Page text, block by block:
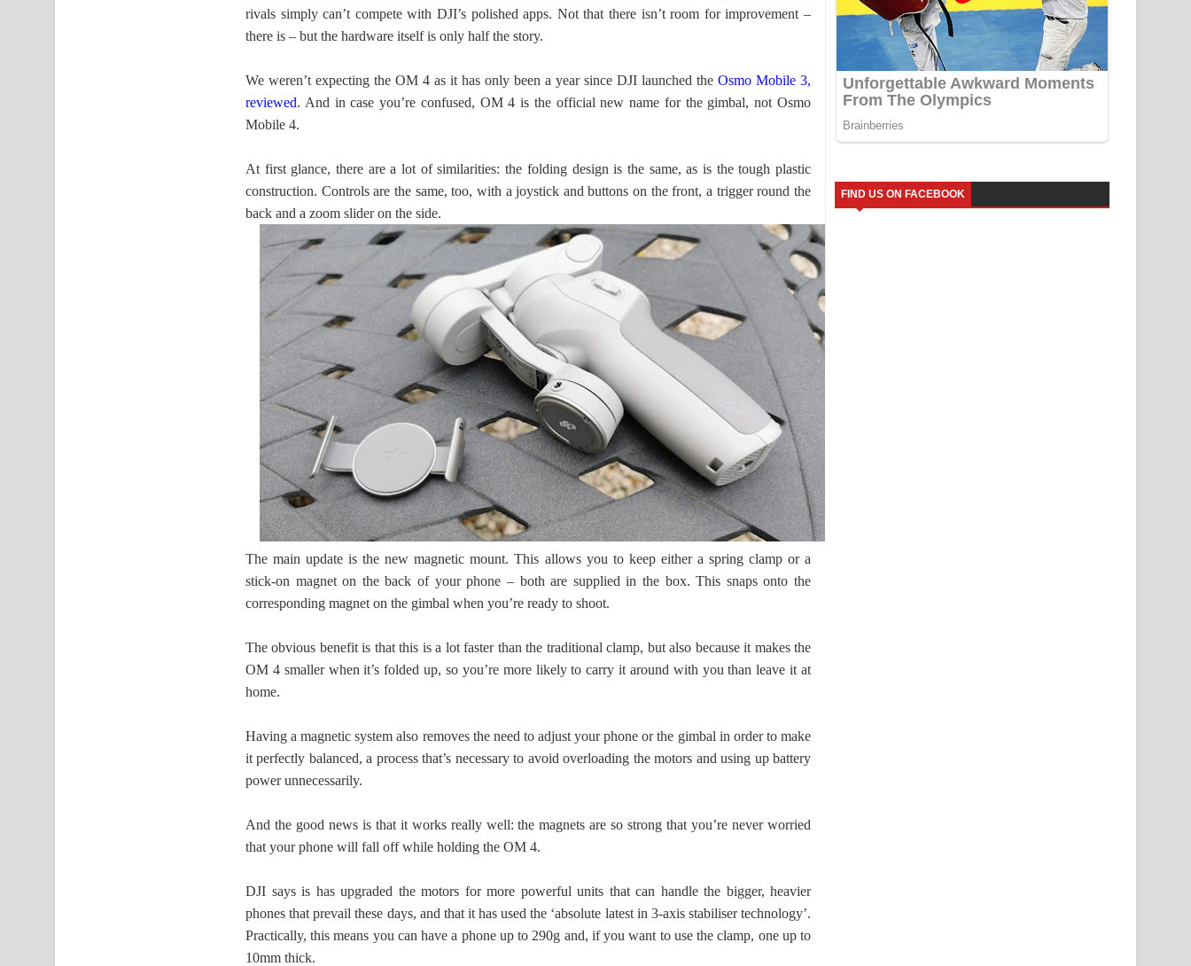
rivals simply can’t compete with DJI’s polished apps. Not that there isn’t room for improvement –
there is – but the hardware itself is only half the story.
We weren’t expecting the OM 4 as it has only been a year since DJI launched the Osmo Mobile 3,
reviewed. And in case you’re confused, OM 4 is the official new name for the gimbal, not Osmo
Mobile 4.
At first glance, there are a lot of similarities: the folding design is the same, as is the tough plastic
construction. Controls are the same, too, with a joystick and buttons on the front, a trigger round the
back and a zoom slider on the side.
The main update is the new magnetic mount. This allows you to keep either a spring clamp or a
stick-on magnet on the back of your phone – both are supplied in the box. This snaps onto the
corresponding magnet on the gimbal when you’re ready to shoot.
The obvious benefit is that this is a lot faster than the traditional clamp, but also because it makes the
OM 4 smaller when it’s folded up, so you’re more likely to carry it around with you than leave it at
home.
Having a magnetic system also removes the need to adjust your phone or the gimbal in order to make
it perfectly balanced, a process that’s necessary to avoid overloading the motors and using up battery
power unnecessarily.
And the good news is that it works really well: the magnets are so strong that you’re never worried
that your phone will fall off while holding the OM 4.
DJI says is has upgraded the motors for more powerful units that can handle the bigger, heavier
phones that prevail these days, and that it has used the ‘absolute latest in 3-axis stabiliser technology’.
Practically, this means you can have a phone up to 290g and, if you want to use the clamp, one up to
10mm thick.
FIND US ON FACEBOOK